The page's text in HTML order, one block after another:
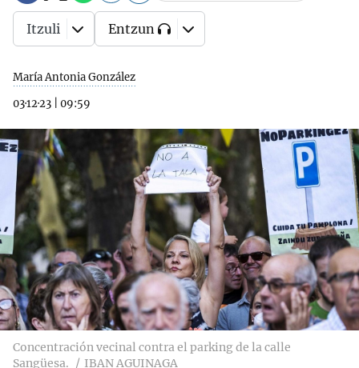
María Antonia González
03·12·23
09:59
Itzuli Entzun
Concentración vecinal contra el parking de la calle
Sangüesa.
IBAN AGUINAGA